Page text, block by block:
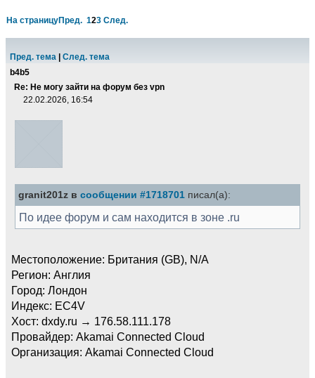
На страницуПред. 123 След.
Пред. тема
След. тема
b4b5
Re: Не могу зайти на форум без vpn
22.02.2026, 16:54
granit201z в сообщении #1718701 писал(а):
По идее форум и сам находится в зоне .ru
Местоположение: Британия (GB), N/A
Регион: Англия
Город: Лондон
Индекс: EC4V
Хост: dxdy.ru → 176.58.111.178
Провайдер: Akamai Connected Cloud
Организация: Akamai Connected Cloud